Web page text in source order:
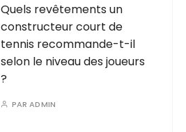
Quels revêtements un
constructeur court de
tennis recommande-t-il
selon le niveau des joueurs
?
PARADMIN